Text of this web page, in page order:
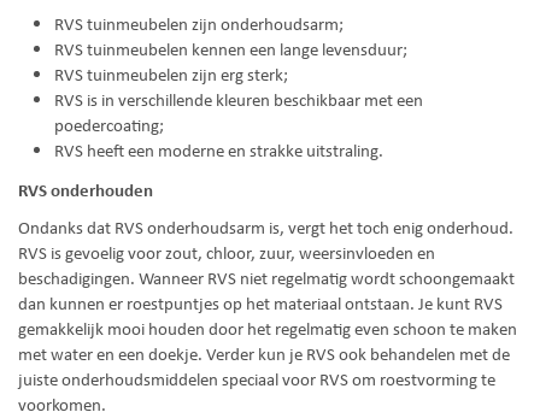
RVS tuinmeubelen zijn onderhoudsarm;
RVS tuinmeubelen kennen een lange levensduur;
RVS tuinmeubelen zijn erg sterk;
RVS is in verschillende kleuren beschikbaar met een
poedercoating;
RVS heeft een moderne en strakke uitstraling.
RVS onderhouden
Ondanks dat RVS onderhoudsarm is, vergt het toch enig onderhoud.
RVS is gevoelig voor zout, chloor, zuur, weersinvloeden en
beschadigingen. Wanneer RVS niet regelmatig wordt schoongemaakt
dan kunnen er roestpuntjes op het materiaal ontstaan. Je kunt RVS
gemakkelijk mooi houden door het regelmatig even schoon te maken
met water en een doekje. Verder kun je RVS ook behandelen met de
juiste onderhoudsmiddelen speciaal voor RVS om roestvorming te
voorkomen.